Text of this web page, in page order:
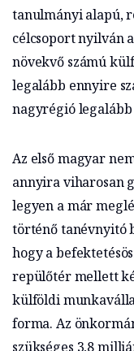
tanulmányi alapú,
célcsoport nyilván
növekvő számú
legalább ennyire
nagyrégió
Az első magyar
annyira viharosan
legyen a már
történő tanévnyitó
hogy a
repülőtér mellett
külföldi
forma. Az
szükséges 3,8